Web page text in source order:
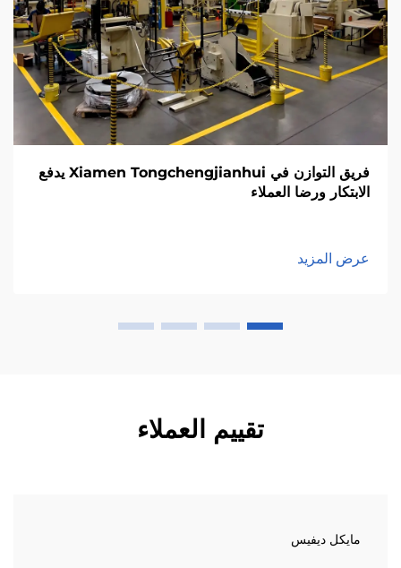
فريق التوازن في Xiamen Tongchengjianhui يدفع
الابتكار ورضا العملاء
عرض المزيد
تقييم العملاء
مايكل ديفيس